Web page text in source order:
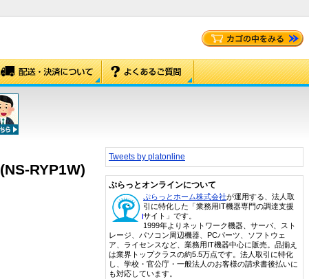
RYP1W)
Tweets by platonline
ぷらっとオンラインについて
ぷらっとホーム株式会社が運用する、法人取
引に特化した「業務用IT機器専門の調達支援
サイト」です。
1999年よりネットワーク機器、サーバ、スト
レージ、パソコン周辺機器、PCパーツ、ソフトウェ
ア、ライセンスなど、業務用IT機器中心に販売。品揃え
は業界トップクラスの約5.5万点です。法人取引に特化
し、学校・官公庁・一般法人のお客様の請求書後払いに
も対応しています。